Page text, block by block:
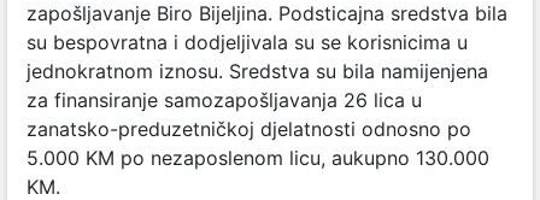
zapošljavanje Biro Bijeljina. Podsticajna sredstva bila
su bespovratna i dodjeljivala su se korisnicima u
jednokratnom iznosu. Sredstva su bila namijenjena
za finansiranje samozapošljavanja 26 lica u
zanatsko-preduzetničkoj djelatnosti odnosno po
5.000 KM po nezaposlenom licu, aukupno 130.000
KM.